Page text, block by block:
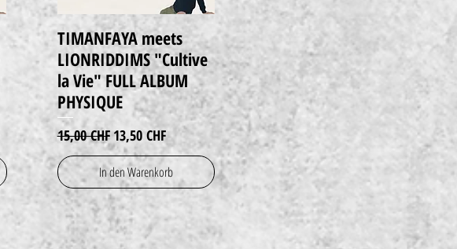
Schnellansicht
TIMANFAYA meets
LIONRIDDIMS "Cultive
la Vie" FULL ALBUM
PHYSIQUE
Standardpreis
15,00 CHFSale-Preis
13,50 CHF
In den Warenkorb